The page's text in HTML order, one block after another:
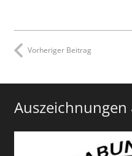
Vorheriger Beitrag